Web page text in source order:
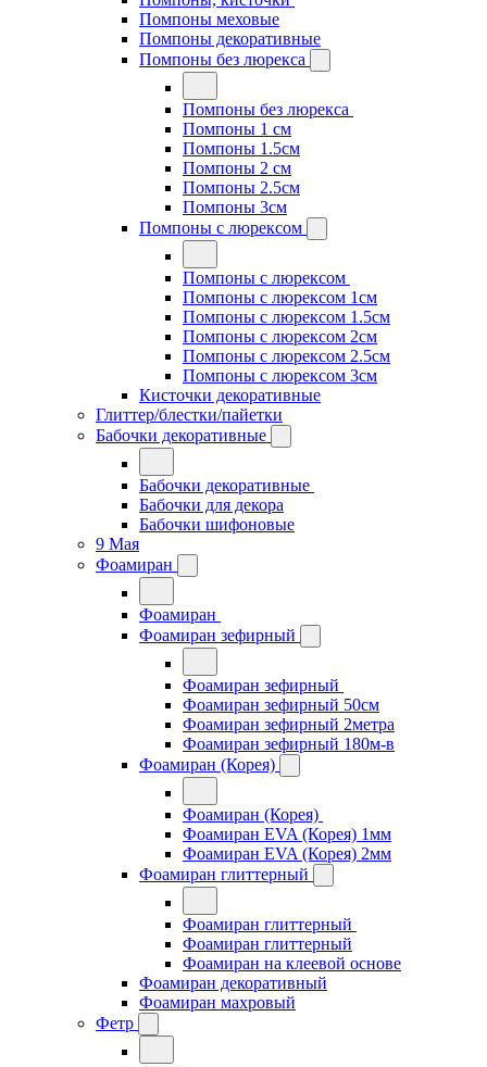
Помпоны меховые
Помпоны декоративные
Помпоны без люрекса
Помпоны без люрекса
Помпоны 1 см
Помпоны 1.5см
Помпоны 2 см
Помпоны 2.5см
Помпоны 3см
Помпоны с люрексом
Помпоны с люрексом
Помпоны с люрексом 1см
Помпоны с люрексом 1.5см
Помпоны с люрексом 2см
Помпоны с люрексом 2.5см
Помпоны с люрексом 3см
Кисточки декоративные
Глиттер/блестки/пайетки
Бабочки декоративные
Бабочки декоративные
Бабочки для декора
Бабочки шифоновые
9 Мая
Фоамиран
Фоамиран
Фоамиран зефирный
Фоамиран зефирный
Фоамиран зефирный 50см
Фоамиран зефирный 2метра
Фоамиран зефирный 180м-в
Фоамиран (Корея)
Фоамиран (Корея)
Фоамиран EVA (Корея) 1мм
Фоамиран EVA (Корея) 2мм
Фоамиран глиттерный
Фоамиран глиттерный
Фоамиран глиттерный
Фоамиран на клеевой основе
Фоамиран декоративный
Фоамиран махровый
Фетр